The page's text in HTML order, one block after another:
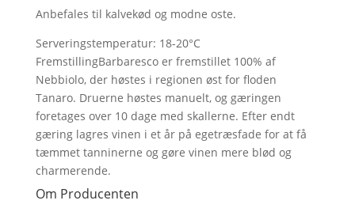
Anbefales til kalvekød og modne oste.
Serveringstemperatur: 18-20°C
FremstillingBarbaresco er fremstillet 100% af
Nebbiolo, der høstes i regionen øst for floden
Tanaro. Druerne høstes manuelt, og gæringen
foretages over 10 dage med skallerne. Efter endt
gæring lagres vinen i et år på egetræsfade for at få
tæmmet tanninerne og gøre vinen mere blød og
charmerende.
Om Producenten